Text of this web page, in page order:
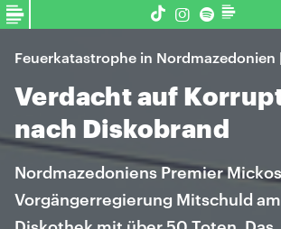
Feuerkatastrophe in Nordmazedonien
Verdacht auf
nach Diskobrand
Nordmazedoniens Premier
Vorgängerregierung Mitschuld